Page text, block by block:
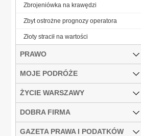
Zbrojeniówka na krawędzi
Zbyt ostrożne prognozy operatora
Złoty stracił na wartości
PRAWO
MOJE PODRÓŻE
ŻYCIE WARSZAWY
DOBRA FIRMA
GAZETA PRAWA I PODATKÓW